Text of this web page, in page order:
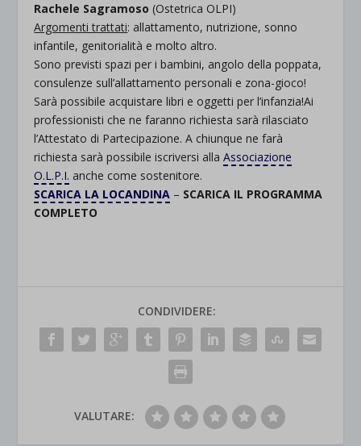
Rachele Sagramoso (Ostetrica OLPI)
Argomenti trattati: allattamento, nutrizione, sonno
infantile, genitorialità e molto altro.
Sono previsti spazi per i bambini, angolo della poppata,
consulenze sull’allattamento personali e zona-gioco!
Sarà possibile acquistare libri e oggetti per l’infanzia!Ai
professionisti che ne faranno richiesta sarà rilasciato
l’Attestato di Partecipazione. A chiunque ne farà
richiesta sarà possibile iscriversi allaAssociazione
O.L.P.I. anche come sostenitore.
SCARICA LA LOCANDINA – SCARICA IL PROGRAMMA
COMPLETO
CONDIVIDERE:
VALUTARE: